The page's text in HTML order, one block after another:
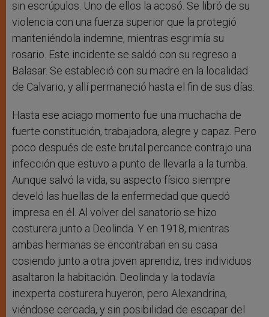
sin escrúpulos. Uno de ellos la acosó. Se libró de su
violencia con una fuerza superior que la protegió
manteniéndola indemne, mientras esgrimía su
rosario. Este incidente se saldó con su regreso a
Balasar. Se estableció con su madre en la localidad
de Calvario, y allí permaneció hasta el fin de sus días.
Hasta ese aciago momento fue una muchacha de
fuerte constitución, trabajadora, alegre y capaz. Pero
poco después de este brutal percance contrajo una
infección que estuvo a punto de llevarla a la tumba.
Aunque salvó la vida, su aspecto físico siempre
develó las huellas de la enfermedad que quedó
impresa en él. Al volver del sanatorio se hizo
costurera junto a Deolinda. Y en 1918, mientras
ambas hermanas se encontraban en su casa
cosiendo junto a otra joven aprendiz, tres individuos
asaltaron la habitación. Deolinda y la todavía
inexperta costurera huyeron, pero Alexandrina,
viéndose cercada, y sin posibilidad de escapar del